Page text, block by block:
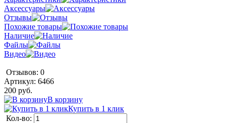
Аксессуары
Отзывы
Похожие товары
Наличие
Файлы
Видео
Отзывов: 0
Артикул: 6466
200 руб.
В корзину
Купить в 1 клик
Кол-во: